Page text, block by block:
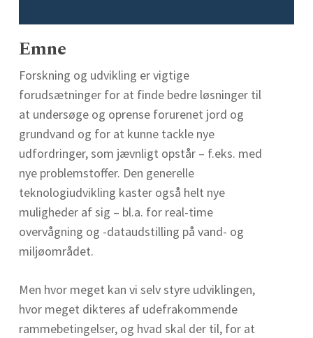
Emne
Forskning og udvikling er vigtige
forudsætninger for at finde bedre løsninger til
at undersøge og oprense forurenet jord og
grundvand og for at kunne tackle nye
udfordringer, som jævnligt opstår – f.eks. med
nye problemstoffer. Den generelle
teknologiudvikling kaster også helt nye
muligheder af sig – bl.a. for real-time
overvågning og -dataudstilling på vand- og
miljøområdet.
Men hvor meget kan vi selv styre udviklingen,
hvor meget dikteres af udefrakommende
rammebetingelser, og hvad skal der til, for at